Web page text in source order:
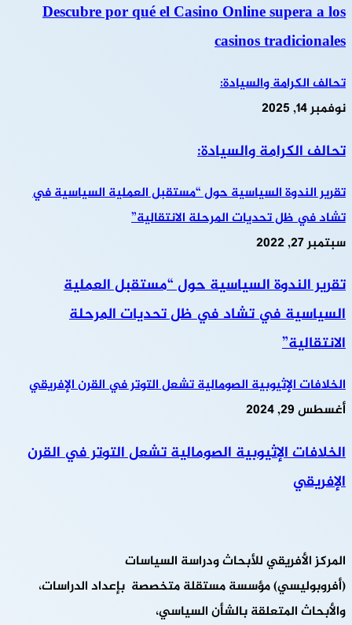
Descubre por qué el Casino Online supera a los
casinos tradicionales
تحالف الكرامة والسيادة:
نوفمبر 14, 2025
تحالف الكرامة والسيادة:
تقرير الندوة السياسية حول “مستقبل العملية السياسية في
تشاد في ظل تحديات المرحلة الانتقالية”
سبتمبر 27, 2022
تقرير الندوة السياسية حول “مستقبل العملية
السياسية في تشاد في ظل تحديات المرحلة
الانتقالية”
الخلافات الإثيوبية الصومالية تشعل التوتر في القرن الإفريقي
أغسطس 29, 2024
الخلافات الإثيوبية الصومالية تشعل التوتر في القرن
الإفريقي
المركز الأفريقي للأبحاث ودراسة السياسات
(أفروبوليسي) مؤسسة مستقلة متخصصة بإعداد الدراسات،
والأبحاث المتعلقة بالشأن السياسي،